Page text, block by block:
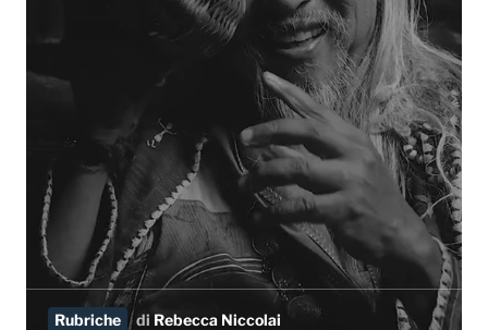
Rubriche di Rebecca Niccolai